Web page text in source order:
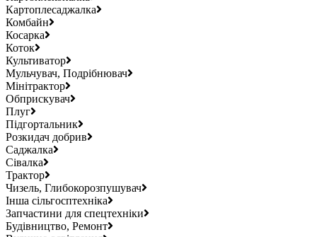
Картоплесаджалка
Комбайн
Косарка
Коток
Культиватор
Мульчувач, Подрібнювач
Мінітрактор
Обприскувач
Плуг
Підгортальник
Розкидач добрив
Саджалка
Сівалка
Трактор
Чизель, Глибокорозпушувач
Інша сільгосптехніка
Запчастини для спецтехніки
Будівництво, Ремонт